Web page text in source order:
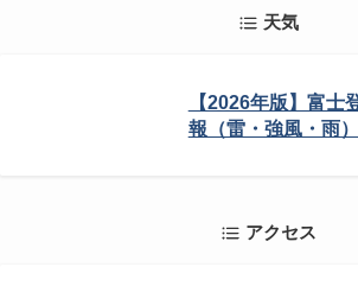
天気
【2026年版】富士
報（雷・強風・雨
アクセス